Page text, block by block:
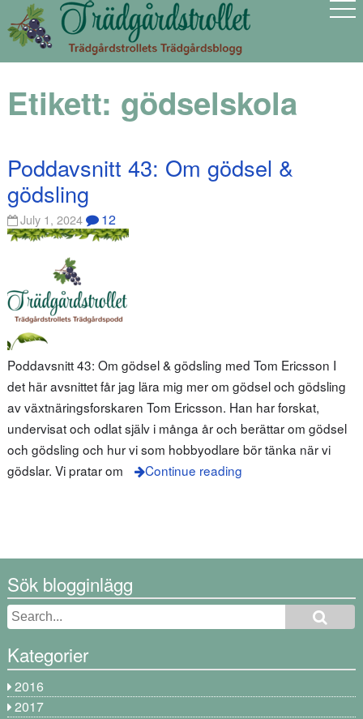
Etikett: gödselskola
Poddavsnitt 43: Om gödsel &
gödsling
July 1, 2024 12
Poddavsnitt 43: Om gödsel & gödsling med Tom Ericsson I
det här avsnittet får jag lära mig mer om gödsel och gödsling
av växtnäringsforskaren Tom Ericsson. Han har forskat,
undervisat och odlat själv i många år och berättar om gödsel
och gödsling och hur vi som hobbyodlare bör tänka när vi
gödslar. Vi pratar om
Continue reading
Sök blogginlägg
Kategorier
2016
2017